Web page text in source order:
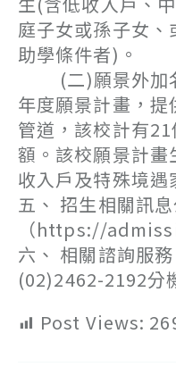
庭子女或孫子女
助學條件者)。
(二)願景外加
年度願景計畫，
管道，該校計有
額。該校願景計畫
收入戶及特殊境遇
五、 招生相關訊
（https://
六、 相關諮詢服
(02)2462-2192分
Post Views: